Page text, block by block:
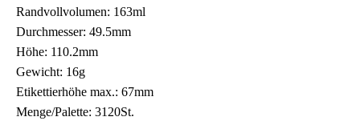
Randvollvolumen: 163ml
Durchmesser: 49.5mm
Höhe: 110.2mm
Gewicht: 16g
Etikettierhöhe max.: 67mm
Menge/Palette: 3120St.